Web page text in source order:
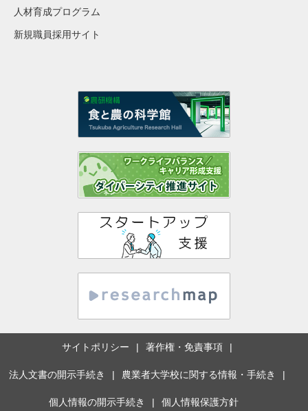
人材育成プログラム
新規職員採用サイト
サイトポリシー 著作権・免責事項
法人文書の開示手続き 農業者大学校に関する情報・手続き
個人情報の開示手続き 個人情報保護方針